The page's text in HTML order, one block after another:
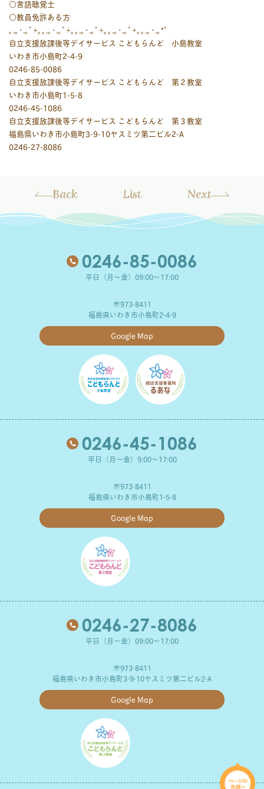
○言語聴覚士
○教員免許ある方
｡.｡･.｡ﾟ+｡｡.｡･.｡ﾟ+｡｡.｡･.｡ﾟ+｡｡.｡･.｡ﾟ+｡｡.｡･.｡*ﾟ
自立支援放課後等デイサービス こどもらんど 小島教室
いわき市小島町2-4-9
0246-85-0086
自立支援放課後等デイサービス こどもらんど 第２教室
いわき市小島町1-5-8
0246-45-1086
自立支援放課後等デイサービス こどもらんど 第３教室
福島県いわき市小島町3-9-10ヤスミツ第二ビル2-A
0246-27-8086
Back List Next
0246-85-0086
平日（月～金）09:00～17:00
〒973-8411
福島県いわき市小島町2-4-9
Google Map
0246-45-1086
平日（月～金）9:00～17:00
〒973-8411
福島県いわき市小島町1-5-8
Google Map
0246-27-8086
平日（月～金）09:00～17:00
〒973-8411
福島県いわき市小島町3-9-10ヤスミツ第二ビル2-A
Google Map